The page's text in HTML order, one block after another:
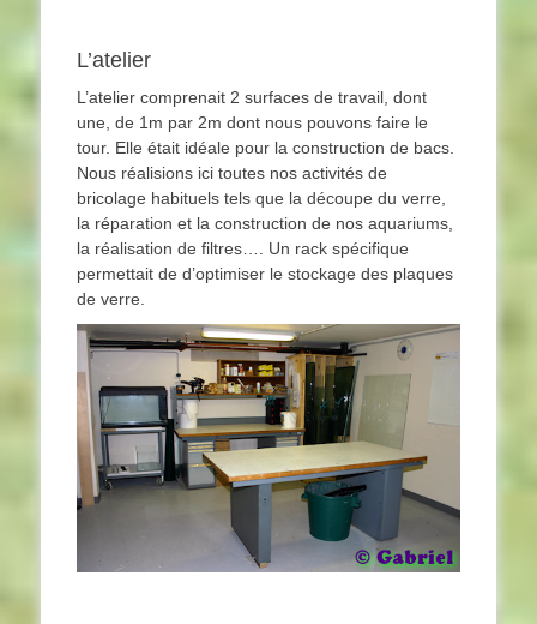
L’atelier
L’atelier comprenait 2 surfaces de travail, dont
une, de 1m par 2m dont nous pouvons faire le
tour. Elle était idéale pour la construction de bacs.
Nous réalisions ici toutes nos activités de
bricolage habituels tels que la découpe du verre,
la réparation et la construction de nos aquariums,
la réalisation de filtres…. Un rack spécifique
permettait de d’optimiser le stockage des plaques
de verre.